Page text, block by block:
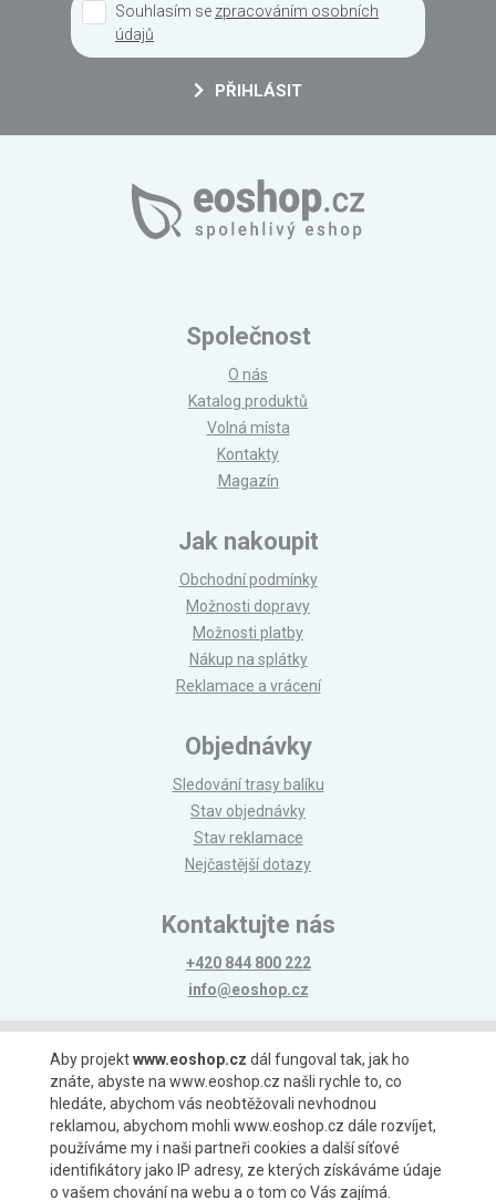
Souhlasím se zpracováním osobních
údajů
PŘIHLÁSIT
Společnost
O nás
Katalog produktů
Volná místa
Kontakty
Magazín
Jak nakoupit
Obchodní podmínky
Možnosti dopravy
Možnosti platby
Nákup na splátky
Reklamace a vrácení
Objednávky
Sledování trasy balíku
Stav objednávky
Stav reklamace
Nejčastější dotazy
Kontaktujte nás
+420 844 800 222
info@eoshop.cz
Možnosti platby
Možnosti dopravy
Aby projektwww.eoshop.cz dál fungoval tak, jak ho
znáte, abyste na www.eoshop.cz našli rychle to, co
hledáte, abychom vás neobtěžovali nevhodnou
reklamou, abychom mohli www.eoshop.cz dále rozvíjet,
používáme my i naši partneři cookies a další síťové
identifikátory jako IP adresy, ze kterých získáváme údaje
o vašem chování na webu a o tom co Vás zajímá.